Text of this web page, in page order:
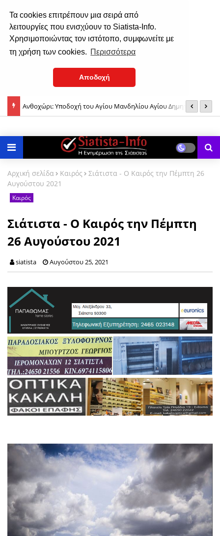
Τα cookies επιτρέπουν μια σειρά από
λειτουργίες που ενισχύουν το Siatista-Info.
Χρησιμοποιώντας τον ιστότοπο, συμφωνείτε με
τη χρήση των cookies. Περισσότερα
Αποδοχή
Ανθοχώρι: Υποδοχή του Αγίου Μανδηλίου Αγίου Δημητρίου &
Αρχική σελίδα Καιρός
Σιάτιστα - Ο Καιρός την Πέμπτη 26
Αυγούστου 2021
Καιρός
Σιάτιστα - Ο Καιρός την Πέμπτη
26 Αυγούστου 2021
siatista Αυγούστου 25, 2021